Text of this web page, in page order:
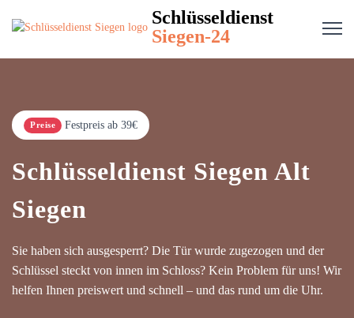
Schlüsseldienst
Siegen-24
Preise Festpreis ab 39€
Schlüsseldienst Siegen Alt
Siegen
Sie haben sich ausgesperrt? Die Tür wurde zugezogen und der
Schlüssel steckt von innen im Schloss? Kein Problem für uns! Wir
helfen Ihnen preiswert und schnell – und das rund um die Uhr.